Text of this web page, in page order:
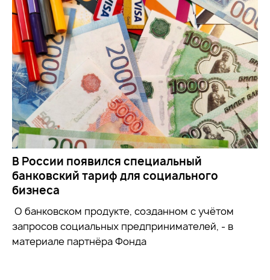
В России появился специальный
банковский тариф для социального
бизнеса
О банковском продукте, созданном с учётом
запросов социальных предпринимателей, - в
материале партнёра Фонда